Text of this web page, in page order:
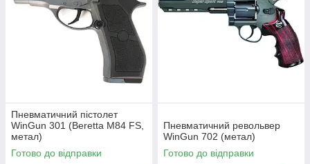
Пневматичний пістолет
WinGun 301 (Beretta M84 FS,
метал)
Готово до відправки
Пневматичний револьвер
WinGun 702 (метал)
Готово до відправки